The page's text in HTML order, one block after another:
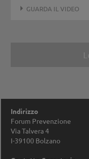
GUARDA IL VIDEO
Indirizzo
Forum Prevenzione
Via Talvera 4
I-39100 Bolzano